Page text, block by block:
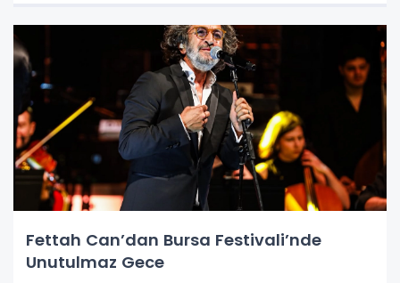
Fettah Can’dan Bursa Festivali’nde
Unutulmaz Gece